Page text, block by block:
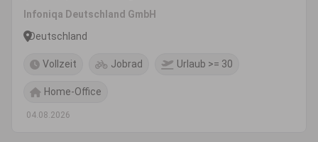
Infoniqa Deutschland GmbH
Deutschland
Vollzeit Jobrad Urlaub >= 30
Home-Office
04.08.2026